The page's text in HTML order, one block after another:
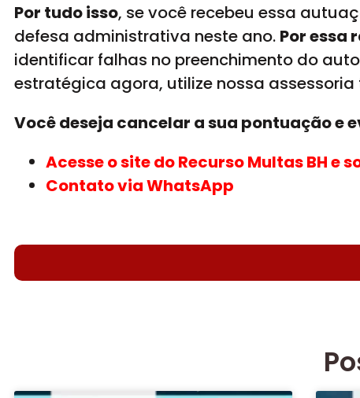
Por tudo isso, se você recebeu essa
defesa administrativa neste ano. Por essa
identificar falhas no preenchimento do
estratégica agora, utilize nossa
Você deseja cancelar a sua pontuação e
Acesse o site do Recurso Multas BH
Contato via WhatsApp